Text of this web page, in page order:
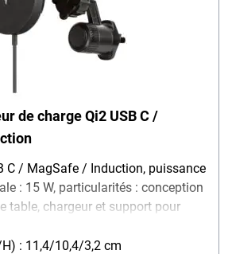
de charge Qi2 USB C /
C / MagSafe / Induction, puissance
: 15 W, particularités : conception
table, chargeur et support pour
cm (L/P/H) : 11,4/10,4/3,2, contenu
: 11,4/10,4/3,2 cm